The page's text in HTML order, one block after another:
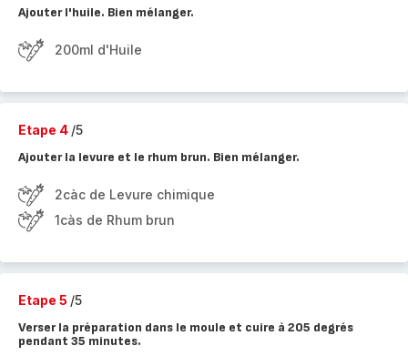
Ajouter l'huile. Bien mélanger.
200ml d'Huile
Etape 4 /5
Ajouter la levure et le rhum brun. Bien mélanger.
2càc de Levure chimique
1càs de Rhum brun
Etape 5 /5
Verser la préparation dans le moule et cuire à 205 degrés
pendant 35 minutes.